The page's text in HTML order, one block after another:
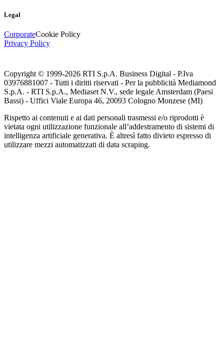
Legal
CorporateCookie Policy
Privacy Policy
Copyright © 1999-2026 RTI S.p.A. Business Digital - P.Iva
03976881007 - Tutti i diritti riservati - Per la pubblicità Mediamond
S.p.A. - RTI S.p.A., Mediaset N.V., sede legale Amsterdam (Paesi
Bassi) - Uffici Viale Europa 46, 20093 Cologno Monzese (MI)
Rispetto ai contenuti e ai dati personali trasmessi e/o riprodotti è
vietata ogni utilizzazione funzionale all’addestramento di sistemi di
intelligenza artificiale generativa. È altresì fatto divieto espresso di
utilizzare mezzi automatizzati di data scraping.